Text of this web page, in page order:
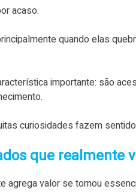
acaso.
quando elas
importante: são
curiosidades fazem
que realmente
agrega valor se tornou